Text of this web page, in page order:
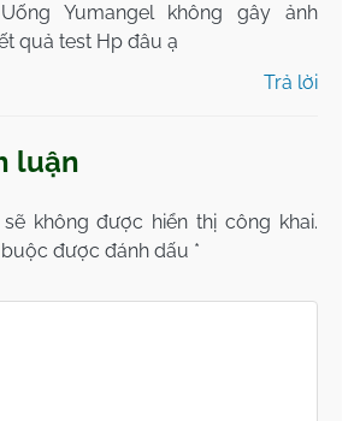
Yumangel không gây ảnh
quả test Hp đâu ạ
Trả lời
luận
không được hiển thị công khai.
được đánh dấu *